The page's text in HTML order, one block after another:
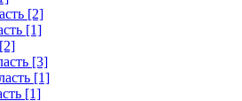
[2]
[1]
[3]
[1]
[1]